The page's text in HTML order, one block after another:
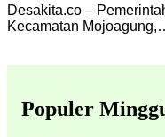
Desakita.co –
Kecamatan
Populer